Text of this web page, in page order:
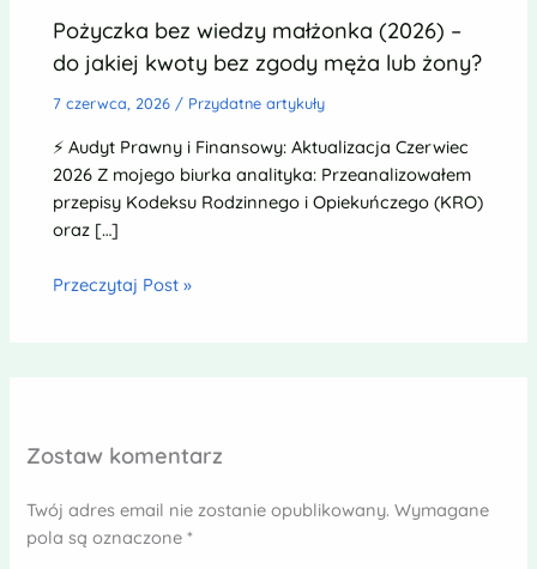
Pożyczka bez wiedzy małżonka (2026) –
do jakiej kwoty bez zgody męża lub żony?
7 czerwca, 2026 / Przydatne artykuły
⚡ Audyt Prawny i Finansowy: Aktualizacja Czerwiec
2026 Z mojego biurka analityka: Przeanalizowałem
przepisy Kodeksu Rodzinnego i Opiekuńczego (KRO)
oraz […]
Przeczytaj Post »
Zostaw komentarz
Twój adres email nie zostanie opublikowany. Wymagane
pola są oznaczone*